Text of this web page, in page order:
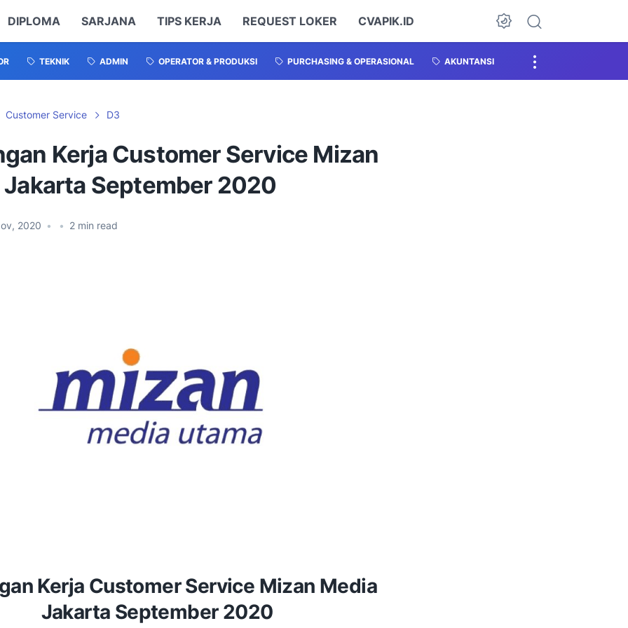
DIPLOMA SARJANA TIPS KERJA REQUEST LOKER CVAPIK.ID
TEKNIK ADMIN OPERATOR & PRODUKSI PURCHASING & OPERASIONAL AKUNTANSI
Customer Service D3
Kerja Customer Service Mizan
Jakarta September 2020
2020 • • 2 min read
Kerja Customer Service Mizan Media
Jakarta September 2020